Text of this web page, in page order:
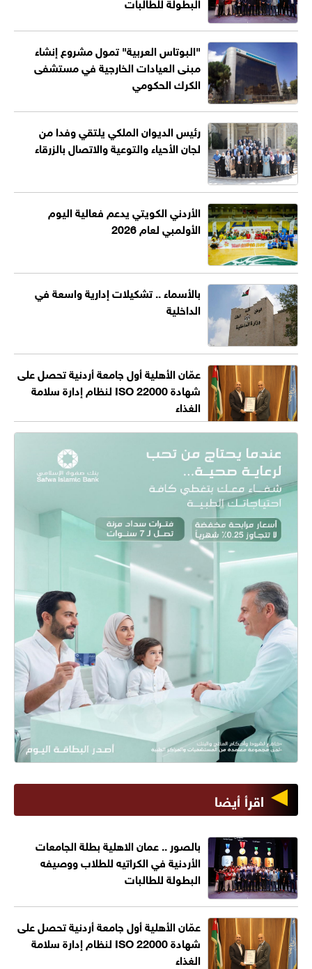
"البوتاس العربية" تمول مشروع إنشاء
مبنى العيادات الخارجية في مستشفى
الكرك الحكومي
رئيس الديوان الملكي يلتقي وفدا من
لجان الأحياء والتوعية والاتصال بالزرقاء
الأردني الكويتي يدعم فعالية اليوم
الأولمبي لعام 2026
بالأسماء .. تشكيلات إدارية واسعة في
الداخلية
عمّان الأهلية أول جامعة أردنية تحصل على
شهادة ISO 22000 لنظام إدارة سلامة
الغذاء
اقرأ أيضا
بالصور .. عمان الاهلية بطلة الجامعات
الأردنية في الكراتيه للطلاب ووصيفه
البطولة للطالبات
عمّان الأهلية أول جامعة أردنية تحصل على
شهادة ISO 22000 لنظام إدارة سلامة
الغذاء